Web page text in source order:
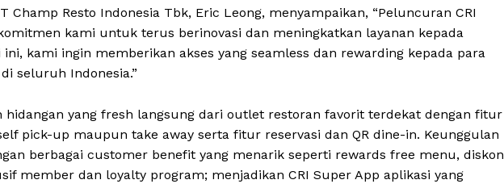
Champ Resto Indonesia Tbk, Eric Leong, menyampaikan, “Peluncuran CRI
kami untuk terus berinovasi dan meningkatkan layanan kepada
kami ingin memberikan akses yang seamless dan rewarding kepada para
seluruh Indonesia.”
hidangan yang fresh langsung dari outlet restoran favorit terdekat dengan fitur
pick-up maupun take away serta fitur reservasi dan QR dine-in. Keunggulan
berbagai customer benefit yang menarik seperti rewards free menu, diskon
member dan loyalty program; menjadikan CRI Super App aplikasi yang